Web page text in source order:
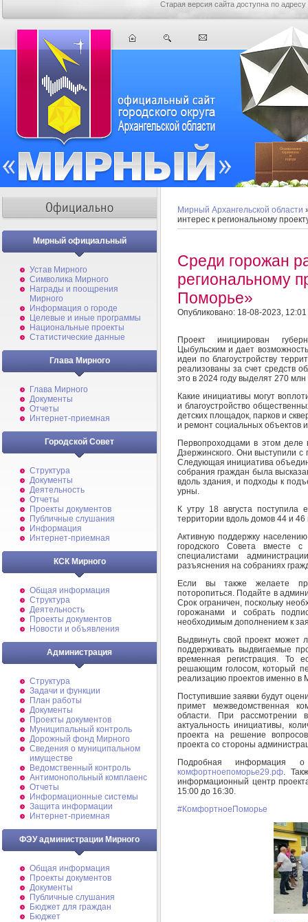
Старая версия сайта доступна по адресу
Мирный официальный
Устав Мирного
Символика Мирного
Награды и поощрения
Мирного
Информация о городе
Целевые и иные программы
Национальные проекты
Статистические данные
Глава Мирного
Глава Мирного
Документы
Отчеты
Интернет-приемная
Городской Совет
Структура
Документы
Деятельность
Отчеты
Проекты документов
Публичные слушания
Информация
Интернет-приемная
КСК Мирного
Общая информация
Структура
Деятельность
Проекты документов
Новости и объявления
Администрация
Структура
Задачи и функции
План работы
Документы
Проекты документов
Муниципальный контроль
Дорожный фонд Мирного
Cведения о муниципальном
имуществе
Ведомственный контроль
Антимонопольный комплаенс
Отчеты
Информационные системы
Защита информации
Интернет-приемная
ФЭУ администрации Мирного
Общая информация
Проекты документов
Документы
Публичные слушания
Бюджет для граждан
Бюджет
Мирный Архангельской области
интерес к региональному
Среди горожан
региональному
Поморье»
Опубликовано: 18-08-2023, 12:01
Проект инициирован
Цыбульским и дает
идеи по благоустройству
реализованы за счет средств
это в 2024 году выделят 270
Какие инициативы могут
и благоустройство
детских площадок, парков и
и ремонт социальных объектов
Первопроходцами в этом
Дзержинского. Они выступили
Следующая инициатива
собрания граждан была
вдоль здания, и подходы к
урны.
К утру 18 августа поступила
территории вдоль домов 44 и 46
Активную поддержку
городского Совета вместе
специалистами
разъяснения на собраниях
Если вы также желаете
поторопиться. Подайте в
Срок ограничен, поскольку
горожанами и собрать
необходимым дополнением к
Выдвинуть свой проект может
поддерживать выдвигаемые
временная регистрация. То
решающим голосом, который
реализацию проектов именно в
Поступившие заявки будут
примет межведомственная
области. При рассмотрении
актуальность инициативы,
проекта на решение
проекта со стороны
Подробная информация
комфортноепоморье29.рф.
информационный центр
15:00 до 16:30.
#КомфортноеПоморье